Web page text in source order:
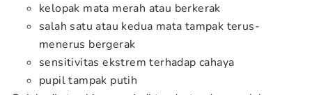
kelopak mata merah atau berkerak
salah satu atau kedua mata tampak terus-
menerus bergerak
sensitivitas ekstrem terhadap cahaya
pupil tampak putih